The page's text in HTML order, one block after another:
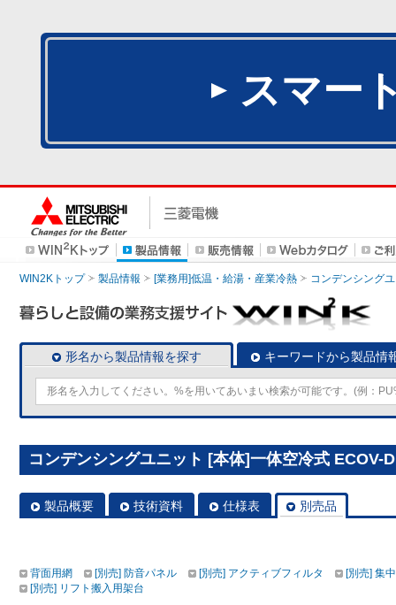
スマー
WIN2Kトップ 製品情報 [業務用]低温・給湯・産業冷熱 コンデンシング
形名から製品情報を探す キーワードから製品情
コンデンシングユニット [本体]一体空冷式 ECOV-
製品概要 技術資料 仕様表 別売品
背面用網 [別売] 防音パネル [別売] アクティブフィルタ
[別売] 集
[別売] リフト搬入用架台